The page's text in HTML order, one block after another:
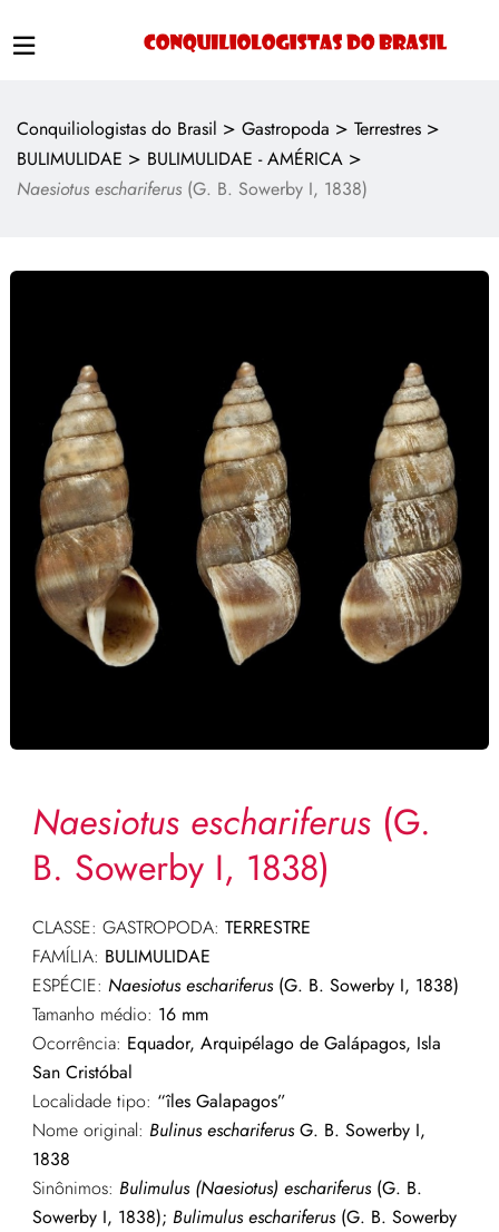
Conquiliologistas do Brasil > Gastropoda > Terrestres >
BULIMULIDAE > BULIMULIDAE - AMÉRICA >
Naesiotus eschariferus (G. B. Sowerby I, 1838)
Naesiotus eschariferus(G.
B. Sowerby I, 1838)
CLASSE: GASTROPODA: TERRESTRE
FAMÍLIA: BULIMULIDAE
ESPÉCIE: Naesiotus eschariferus(G. B. Sowerby I, 1838)
Tamanho médio: 16 mm
Ocorrência: Equador, Arquipélago de Galápagos, Isla
San Cristóbal
Localidade tipo: “îles Galapagos”
Nome original: Bulinus eschariferusG. B. Sowerby I,
1838
Sinônimos: Bulimulus (Naesiotus) eschariferus(G. B.
Sowerby I, 1838); Bulimulus eschariferus(G. B. Sowerby